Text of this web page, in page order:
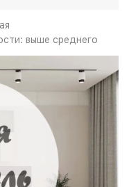
выше среднего